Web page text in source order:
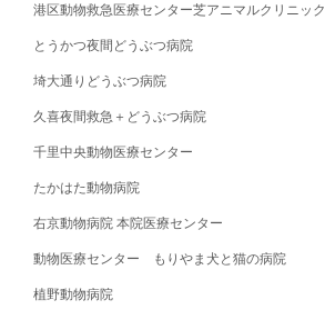
港区動物救急医療センター芝アニマルクリニック
とうかつ夜間どうぶつ病院
埼大通りどうぶつ病院
久喜夜間救急＋どうぶつ病院
千里中央動物医療センター
たかはた動物病院
右京動物病院 本院医療センター
動物医療センター もりやま犬と猫の病院
植野動物病院